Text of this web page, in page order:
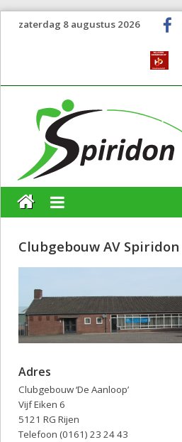
zaterdag 8 augustus 2026
Clubgebouw AV Spiridon
Adres
Clubgebouw ‘De Aanloop’
Vijf Eiken 6
5121 RG Rijen
Telefoon (0161) 23 24 43